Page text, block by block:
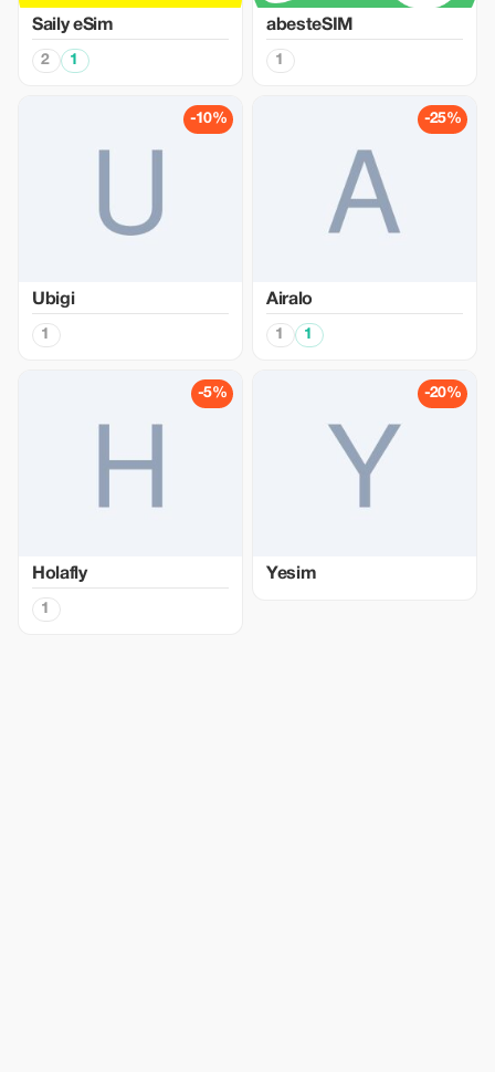
Saily eSim
2 1
abesteSIM
1
-10%
Ubigi
1
-25%
Airalo
1 1
-5%
Holafly
1
-20%
Yesim